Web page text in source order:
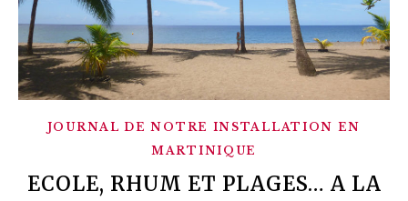
JOURNAL DE NOTRE INSTALLATION EN
MARTINIQUE
ECOLE, RHUM ET PLAGES… A LA